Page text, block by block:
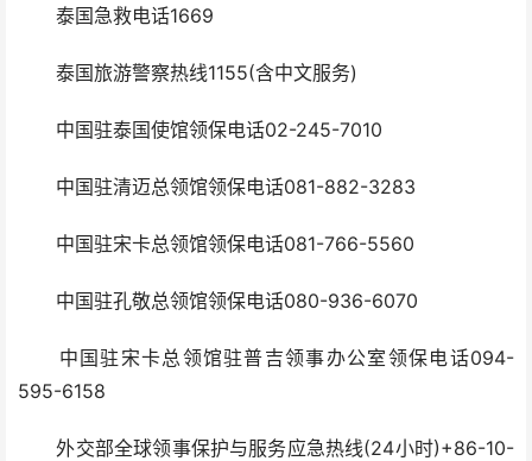
泰国急救电话1669
泰国旅游警察热线1155(含中文服务)
中国驻泰国使馆领保电话02-245-7010
中国驻清迈总领馆领保电话081-882-3283
中国驻宋卡总领馆领保电话081-766-5560
中国驻孔敬总领馆领保电话080-936-6070
中国驻宋卡总领馆驻普吉领事办公室领保电话094-
595-6158
外交部全球领事保护与服务应急热线(24小时)+86-10-